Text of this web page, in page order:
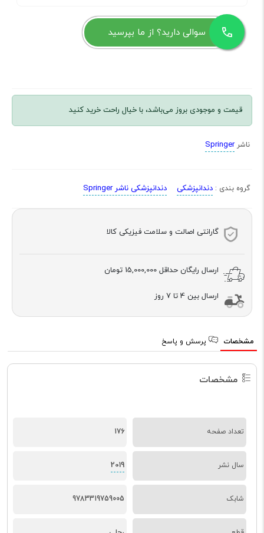
سوالی دارید؟ از ما بپرسید
قیمت و موجودی بروز می‌باشد، با خیال راحت خرید کنید
ناشرSpringer
گروه بندی : دندانپزشکی دندانپزشکی ناشر Springer
گارانتی اصالت و سلامت فیزیکی کالا
ارسال رایگان حداقل 15,000,000 تومان
ارسال بین 4 تا 7 روز
مشخصات پرسش و پاسخ
مشخصات
تعداد صفحه 176
سال نشر 2019
شابک 9783319759005